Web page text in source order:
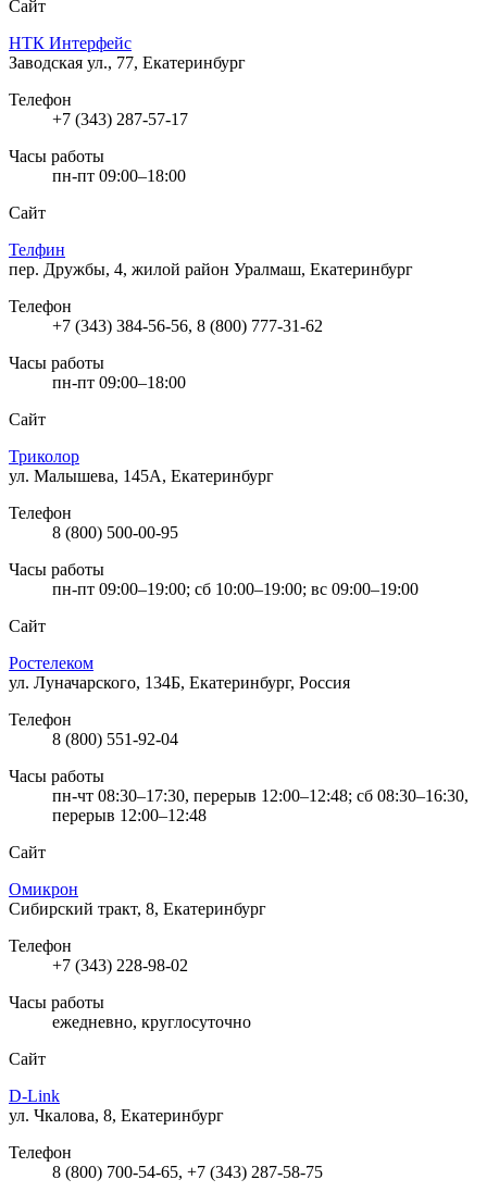
Сайт
НТК Интерфейс
Заводская ул., 77, Екатеринбург
Телефон
+7 (343) 287-57-17
Часы работы
пн-пт 09:00–18:00
Сайт
Телфин
пер. Дружбы, 4, жилой район Уралмаш, Екатеринбург
Телефон
+7 (343) 384-56-56, 8 (800) 777-31-62
Часы работы
пн-пт 09:00–18:00
Сайт
Триколор
ул. Малышева, 145А, Екатеринбург
Телефон
8 (800) 500-00-95
Часы работы
пн-пт 09:00–19:00; сб 10:00–19:00; вс 09:00–19:00
Сайт
Ростелеком
ул. Луначарского, 134Б, Екатеринбург, Россия
Телефон
8 (800) 551-92-04
Часы работы
пн-чт 08:30–17:30, перерыв 12:00–12:48; сб 08:30–16:30,
перерыв 12:00–12:48
Сайт
Омикрон
Сибирский тракт, 8, Екатеринбург
Телефон
+7 (343) 228-98-02
Часы работы
ежедневно, круглосуточно
Сайт
D-Link
ул. Чкалова, 8, Екатеринбург
Телефон
8 (800) 700-54-65, +7 (343) 287-58-75